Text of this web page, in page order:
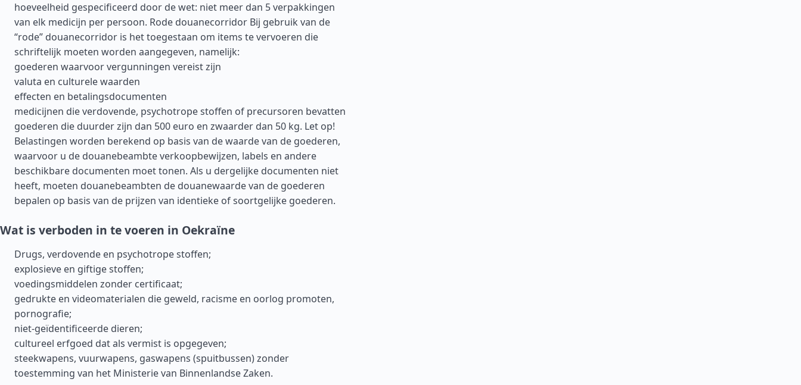
hoeveelheid gespecificeerd door de wet: niet meer dan 5 verpakkingen
van elk medicijn per persoon. Rode douanecorridor Bij gebruik van de
“rode” douanecorridor is het toegestaan om items te vervoeren die
schriftelijk moeten worden aangegeven, namelijk:
goederen waarvoor vergunningen vereist zijn
valuta en culturele waarden
effecten en betalingsdocumenten
medicijnen die verdovende, psychotrope stoffen of precursoren bevatten
goederen die duurder zijn dan 500 euro en zwaarder dan 50 kg. Let op!
Belastingen worden berekend op basis van de waarde van de goederen,
waarvoor u de douanebeambte verkoopbewijzen, labels en andere
beschikbare documenten moet tonen. Als u dergelijke documenten niet
heeft, moeten douanebeambten de douanewaarde van de goederen
bepalen op basis van de prijzen van identieke of soortgelijke goederen.
Wat is verboden in te voeren in Oekraïne
Drugs, verdovende en psychotrope stoffen;
explosieve en giftige stoffen;
voedingsmiddelen zonder certificaat;
gedrukte en videomaterialen die geweld, racisme en oorlog promoten,
pornografie;
niet-geïdentificeerde dieren;
cultureel erfgoed dat als vermist is opgegeven;
steekwapens, vuurwapens, gaswapens (spuitbussen) zonder
toestemming van het Ministerie van Binnenlandse Zaken.